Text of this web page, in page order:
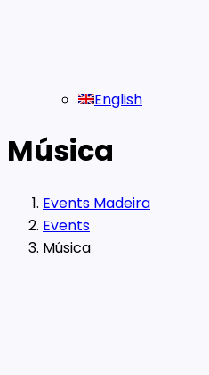
English
Música
Events Madeira
Events
Música